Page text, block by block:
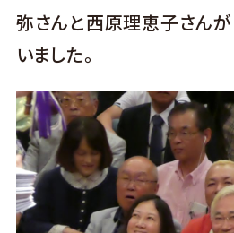
弥さんと西原理恵子さん
いました。